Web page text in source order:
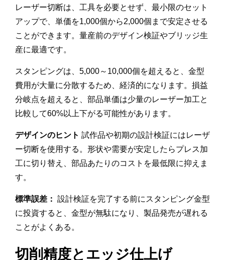
レーザー切断は、工具を必要とせず、最小限のセット
アップで、単価を1,000個から2,000個まで安定させる
ことができます。量産前のデザイン検証やブリッジ生
産に最適です。
スタンピングは、5,000～10,000個を超えると、金型
費用が大量に分散するため、経済的になります。損益
分岐点を超えると、部品単価は少量のレーザー加工と
比較して60%以上下がる可能性があります。
デザインのヒント 試作品や初期の設計検証にはレーザ
ー切断を使用する。形状や需要が安定したらプレス加
工に切り替え、部品あたりのコストを最低限に抑えま
す。
標準誤差： 設計検証を完了する前にスタンピング金型
に投資すると、金型が無駄になり、製品発売が遅れる
ことがよくある。
切削精度とエッジ仕上げ